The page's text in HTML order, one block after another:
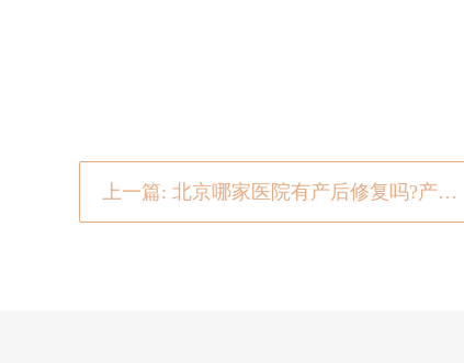
上一篇: 北京哪家医院有产后修复吗?产后恢复美腿的秘诀